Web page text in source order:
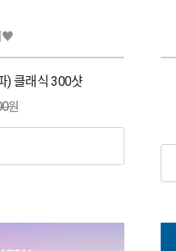
♥️
) 클래식 300샷
원
글